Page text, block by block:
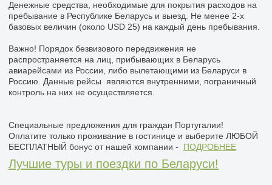
Денежные средства, необходимые для покрытия расходов на
пребывание в Республике Беларусь и выезд. Не менее 2-х
базовых величин (около USD 25) на каждый день пребывания.
Важно! Порядок безвизового передвижения не
распространяется на лиц, прибывающих в Беларусь
авиарейсами из России, либо вылетающими из Беларуси в
Россию. Данные рейсы являются внутренними, пограничный
контроль на них не осуществляется.
Специальные предложения для граждан Португалии!
Оплатите только проживание в гостинице и выберите ЛЮБОЙ
БЕСПЛАТНЫЙ бонус от нашей компании - ПОДРОБНЕЕ
Лучшие туры и поездки по Беларуси!